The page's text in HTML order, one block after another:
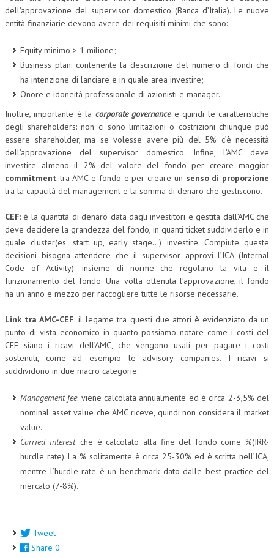
TAX RISK MANAGEMENT
CRIMINOLOGIA TRIBUTARIA
CFC E PARADISI FISCALI
TRANSFER PRICING
PRASSI
AMMINISTRATIVA
TRIBUTARIA
GIURISPRUDENZA
CIVILE
TRIBUTARIA
ARCHIVIO EVENTI (FINO AL 2022)
PUBBLICAZIONI
BOLLETTINO FINANZIAMENTI
TELEGRAM
DOCUMENTI
INVITI E PROMOZIONI
dell’approvazione del supervisor domestico (Banca d’Italia). Le nuove
entità finanziarie devono avere dei requisiti minimi che sono:
Equity minimo > 1 milione;
Business plan: contenente la descrizione del numero di fondi che
ha intenzione di lanciare e in quale area investire;
Onore e idoneità professionale di azionisti e manager.
Inoltre, importante è la corporate governancee quindi le caratteristiche
degli shareholders: non ci sono limitazioni o costrizioni chiunque può
essere shareholder, ma se volesse avere più del 5% c’è necessità
dell’approvazione del supervisor domestico. Infine, l’AMC deve
investire almeno il 2% del valore del fondo per creare maggior
commitment tra AMC e fondo e per creare un senso di proporzione
tra la capacità del management e la somma di denaro che gestiscono.
CEF: è la quantità di denaro data dagli investitori e gestita dall’AMC che
deve decidere la grandezza del fondo, in quanti ticket suddividerlo e in
quale cluster(es. start up, early stage…) investire. Compiute queste
decisioni bisogna attendere che il supervisor approvi l’ICA (Internal
Code of Activity): insieme di norme che regolano la vita e il
funzionamento del fondo. Una volta ottenuta l’approvazione, il fondo
ha un anno e mezzo per raccogliere tutte le risorse necessarie.
Link tra AMC-CEF: il legame tra questi due attori è evidenziato da un
punto di vista economico in quanto possiamo notare come i costi del
CEF siano i ricavi dell’AMC, che vengono usati per pagare i costi
sostenuti, come ad esempio le advisory companies. I ricavi si
suddividono in due macro categorie:
Management fee: viene calcolata annualmente ed è circa 2-3,5% del
nominal asset value che AMC riceve, quindi non considera il market
value.
Carried interest: che è calcolato alla fine del fondo come %(IRR-
hurdle rate). La % solitamente è circa 25-30% ed è scritta nell’ICA,
mentre l’hurdle rate è un benchmark dato dalle best practice del
mercato (7-8%).
Tweet
Share 0